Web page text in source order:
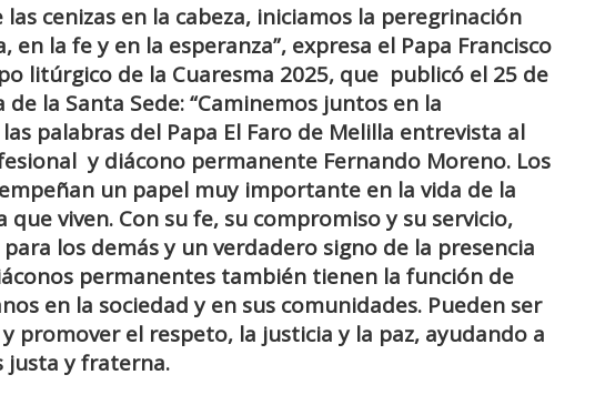
cenizas en la cabeza, iniciamos la peregrinación
en la fe y en la esperanza”, expresa el Papa Francisco
litúrgico de la Cuaresma 2025, que publicó el 25 de
la Santa Sede: “Caminemos juntos en la
palabras del Papa El Faro de Melilla entrevista al
y diácono permanente Fernando Moreno. Los
un papel muy importante en la vida de la
que viven. Con su fe, su compromiso y su servicio,
los demás y un verdadero signo de la presencia
permanentes también tienen la función de
en la sociedad y en sus comunidades. Pueden ser
promover el respeto, la justicia y la paz, ayudando a
justa y fraterna.